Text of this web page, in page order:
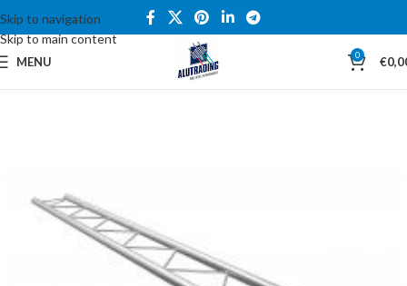
Skip to navigation
Skip to main content
MENU 0 €